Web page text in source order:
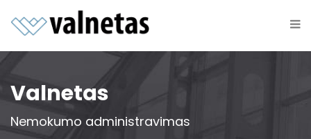
Valnetas
Nemokumo administravimas